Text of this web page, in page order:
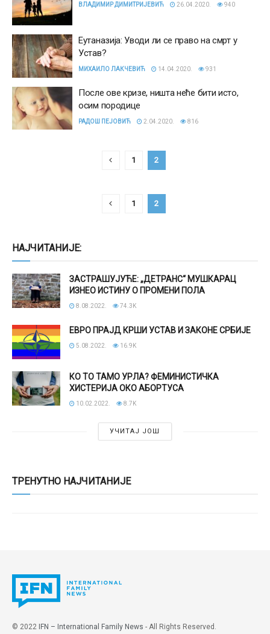
ВЛАДИМИР ДИМИТРИЈЕВИЋ 26.04.2020. 940
Еутаназија: Уводи ли се право на смрт у
Устав?
МИХАИЛО ЛАКЧЕВИЋ 14.04.2020. 931
После ове кризе, ништа неће бити исто,
осим породице
РАДОШ ПЕЈОВИЋ 2.04.2020. 816
1 2
1 2
НАЈЧИТАНИЈЕ:
ЗАСТРАШУЈУЋЕ: „ДЕТРАНС“ МУШКАРАЦ
ИЗНЕО ИСТИНУ О ПРОМЕНИ ПОЛА
8.08.2022. 74.3K
ЕВРО ПРАЈД КРШИ УСТАВ И ЗАКОНЕ СРБИЈЕ
5.08.2022. 16.9K
КО ТО ТАМО УРЛА? ФЕМИНИСТИЧКА
ХИСТЕРИЈА ОКО АБОРТУСА
10.02.2022. 8.7K
УЧИТАЈ ЈОШ
ТРЕНУТНО НАЈЧИТАНИЈЕ
© 2022 IFN – International Family News - All Rights Reserved.